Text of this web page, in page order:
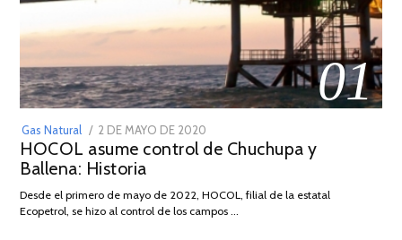
01
Gas Natural
POSTED
ON
2 DE MAYO DE 2020
DE
2026
HOCOL asume control de Chuchupa y
Ballena: Historia
Desde el primero de mayo de 2022, HOCOL, filial de la estatal
Ecopetrol, se hizo al control de los campos …